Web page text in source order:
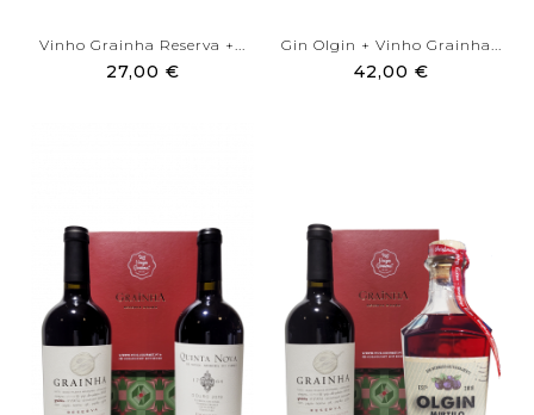
Vinho Grainha Reserva +...
27,00 €
Gin Olgin + Vinho Grainha...
42,00 €